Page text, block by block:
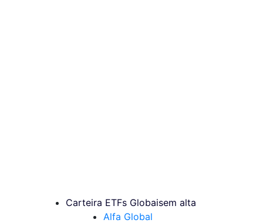
Carteira ETFs Globaisem alta
Alfa Global